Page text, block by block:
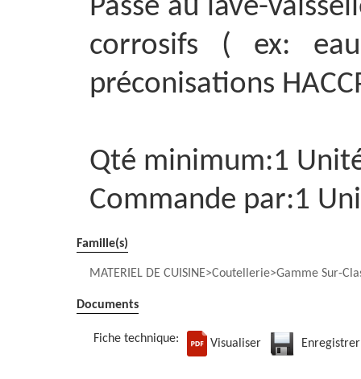
Passe au lave-
corrosifs ( ex:
préconisations
Qté minimum:1
Commande par:1
Famille(s)
MATERIEL DE CUISINE Coutellerie Gamme Sur-
Documents
Fiche technique: Visualiser Enregistrer